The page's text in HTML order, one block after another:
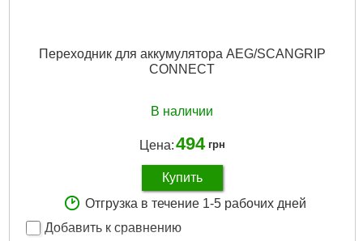
Переходник для аккумулятора AEG/SCANGRIP
CONNECT
В наличии
Цена:494 грн
Купить
Отгрузка в течение 1-5 рабочих дней
Добавить к сравнению